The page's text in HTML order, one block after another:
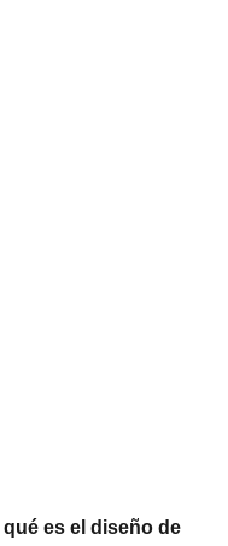
qué es el diseño de